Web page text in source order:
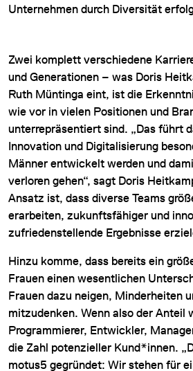
Unternehmen durch Diversität
Zwei komplett verschiedene
und Generationen – was Doris
Ruth Müntinga eint, ist die
wie vor in vielen Positionen und
unterrepräsentiert sind. „Das führt
Innovation und Digitalisierung
Männer entwickelt werden und
verloren gehen“, sagt Doris
Ansatz ist, dass diverse Teams
erarbeiten, zukunftsfähiger und
zufriedenstellende Ergebnisse
Hinzu komme, dass bereits ein
Frauen einen wesentlichen
Frauen dazu neigen, Minderheiten
mitzudenken. Wenn also der Anteil
Programmierer, Entwickler,
die Zahl potenzieller Kund*innen.
motus5 gegründet: Wir stehen für